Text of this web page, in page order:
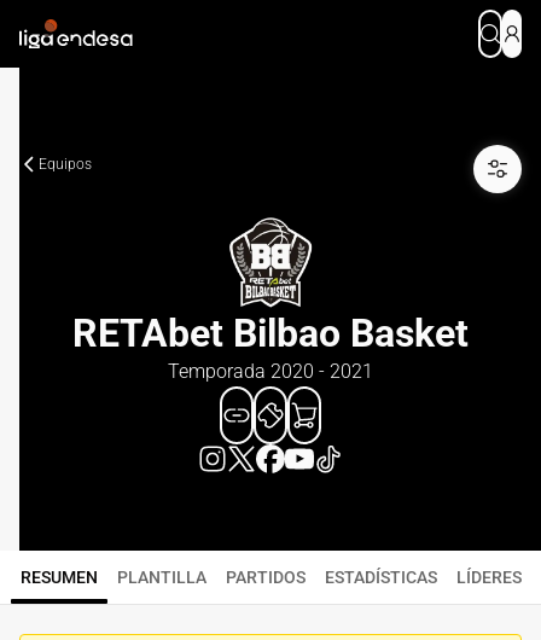
Equipos
RETAbet Bilbao Basket
Temporada 2020 - 2021
RESUMEN PLANTILLA PARTIDOS ESTADÍSTICAS LÍDERES